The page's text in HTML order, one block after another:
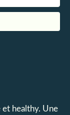
et healthy. Une